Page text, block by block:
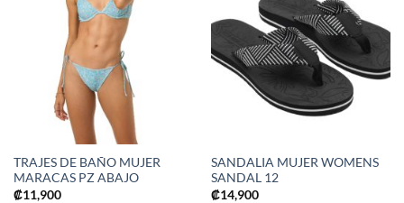
TRAJES DE BAÑO MUJER
MARACAS PZ ABAJO
₡11,900
SANDALIA MUJER WOMENS
SANDAL 12
₡14,900